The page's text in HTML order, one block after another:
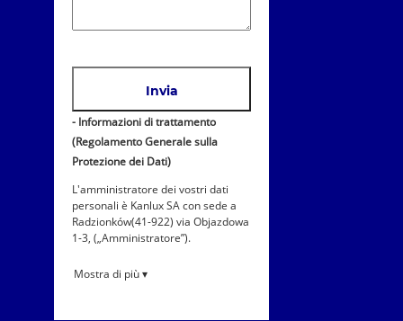
Invia
- Informazioni di trattamento
(Regolamento Generale sulla
Protezione dei Dati)
L'amministratore dei vostri dati
personali è Kanlux SA con sede a
Radzionków(41-922) via Objazdowa
1-3, („Amministratore”).
Mostra di più ▾